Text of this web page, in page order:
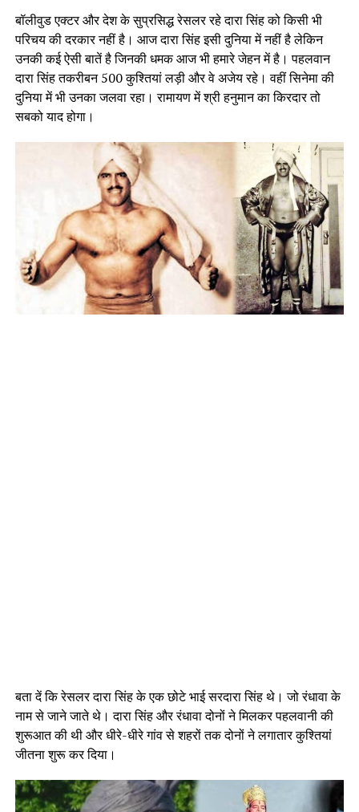
बॉलीवुड एक्टर और देश के सुप्रसिद्ध रेसलर रहे दारा सिंह को किसी भी
परिचय की दरकार नहीं है। आज दारा सिंह इसी दुनिया में नहीं है लेकिन
उनकी कई ऐसी बातें है जिनकी धमक आज भी हमारे जेहन में है। पहलवान
दारा सिंह तकरीबन 500 कुश्तियां लड़ी और वे अजेय रहे। वहीं सिनेमा की
दुनिया में भी उनका जलवा रहा। रामायण में श्री हनुमान का किरदार तो
सबको याद होगा।
बता दें कि रेसलर दारा सिंह के एक छोटे भाई सरदारा सिंह थे। जो रंधावा के
नाम से जाने जाते थे। दारा सिंह और रंधावा दोनों ने मिलकर पहलवानी की
शुरूआत की थी और धीरे-धीरे गांव से शहरों तक दोनों ने लगातार कुश्तियां
जीतना शुरू कर दिया।